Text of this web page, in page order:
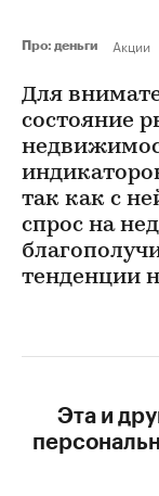
Про: деньги Акции
Для
состояние
так как с
спрос на
тенденции
Эта и